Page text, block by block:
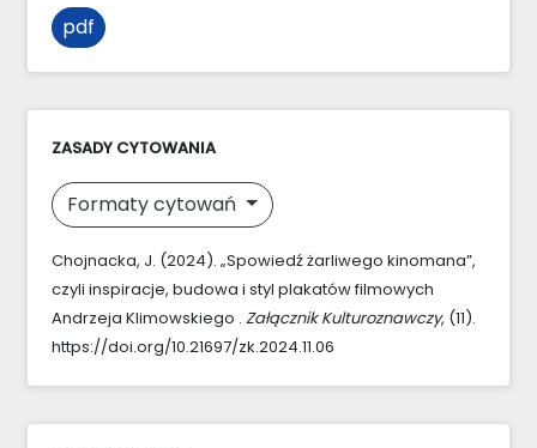
pdf
ZASADY CYTOWANIA
Formaty cytowań
Chojnacka, J. (2024). „Spowiedź żarliwego kinomana”,
czyli inspiracje, budowa i styl plakatów filmowych
Andrzeja Klimowskiego . Załącznik Kulturoznawczy, (11).
https://doi.org/10.21697/zk.2024.11.06